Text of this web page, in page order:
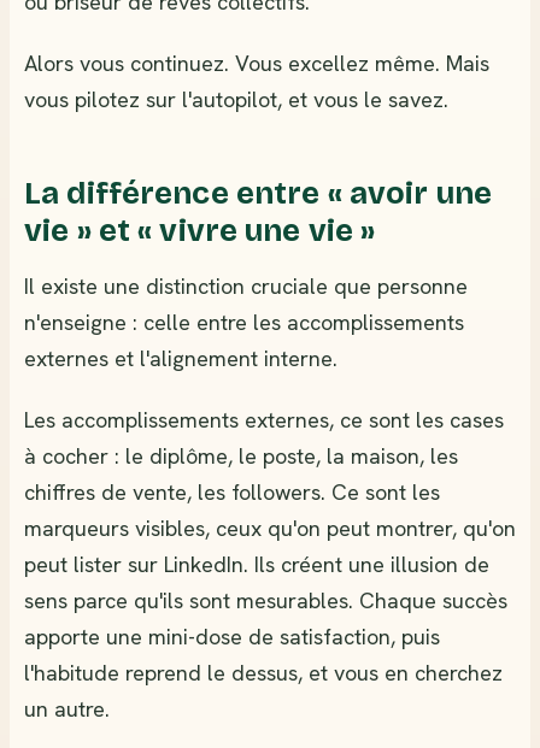
Alors vous continuez. Vous excellez même. Mais
vous pilotez sur l'autopilot, et vous le savez.
La différence entre « avoir une
vie » et « vivre une vie »
Il existe une distinction cruciale que personne
n'enseigne : celle entre les accomplissements
externes et l'alignement interne.
Les accomplissements externes, ce sont les cases
à cocher : le diplôme, le poste, la maison, les
chiffres de vente, les followers. Ce sont les
marqueurs visibles, ceux qu'on peut montrer, qu'on
peut lister sur LinkedIn. Ils créent une illusion de
sens parce qu'ils sont mesurables. Chaque succès
apporte une mini-dose de satisfaction, puis
l'habitude reprend le dessus, et vous en cherchez
un autre.